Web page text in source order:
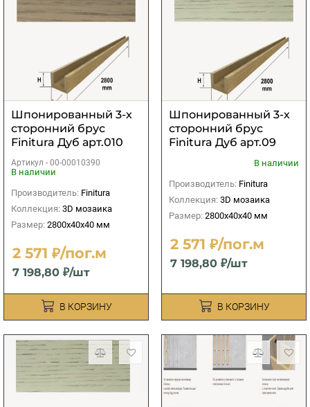
Шпонированный 3-х
сторонний брус
Finitura Дуб арт.010
Артикул - 00-00010390
В наличии
Производитель: Finitura
Коллекция: 3D мозаика
Размер: 2800х40х40 мм
2 571 ₽/пог.м
7 198,80 ₽/шт
В КОРЗИНУ
Шпонированный 3-х
сторонний брус
Finitura Дуб арт.09
В наличии
Производитель: Finitura
Коллекция: 3D мозаика
Размер: 2800х40х40 мм
2 571 ₽/пог.м
7 198,80 ₽/шт
В КОРЗИНУ